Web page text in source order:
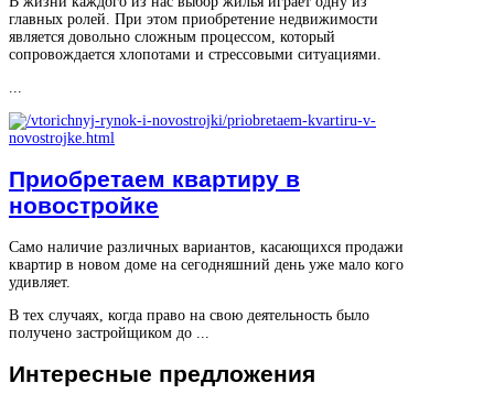
главных ролей. При этом приобретение недвижимости
является довольно сложным процессом, который
сопровождается хлопотами и стрессовыми ситуациями.
...
Приобретаем квартиру в
новостройке
Само наличие различных вариантов, касающихся продажи
квартир в новом доме на сегодняшний день уже мало кого
удивляет.
В тех случаях, когда право на свою деятельность было
получено застройщиком до ...
Интересные предложения